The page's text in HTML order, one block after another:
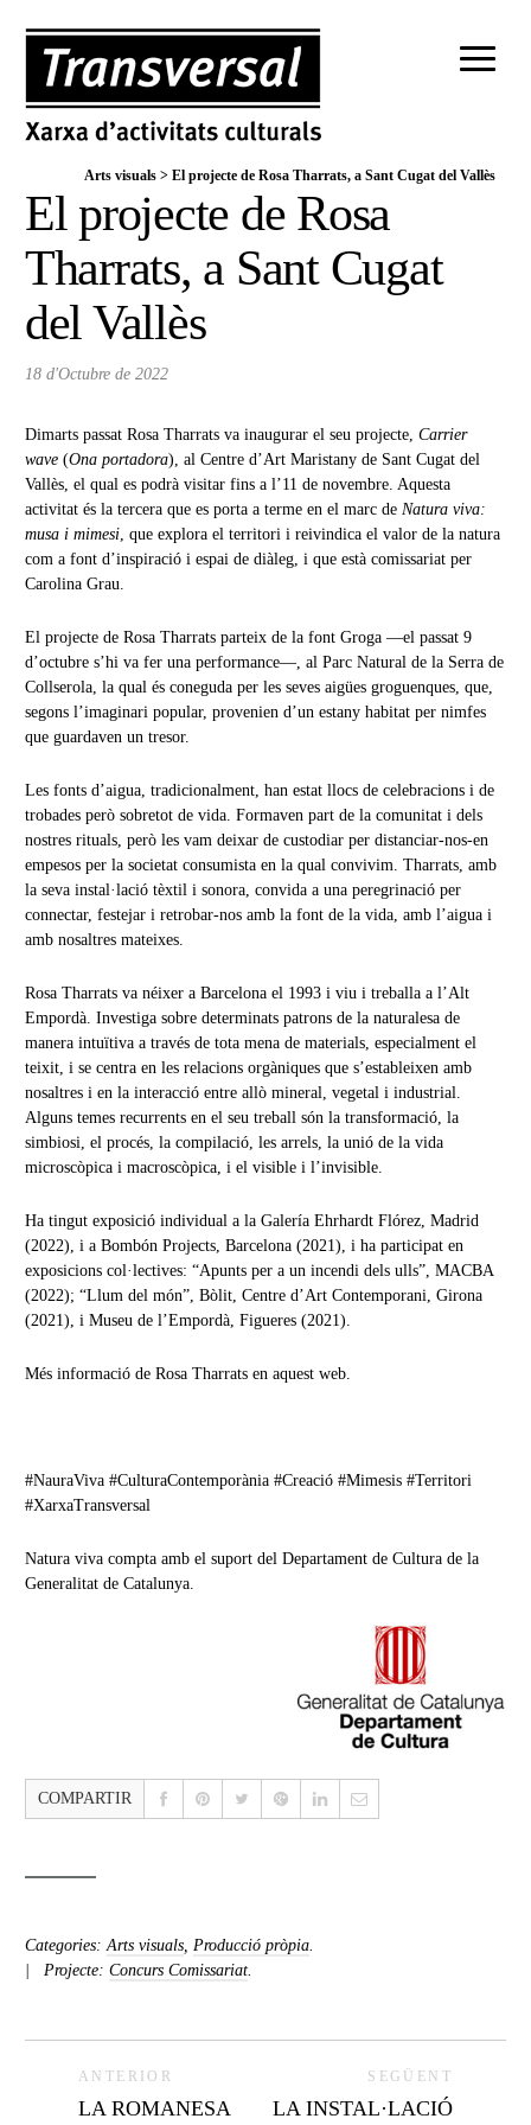
Arts visuals > El projecte de Rosa Tharrats, a Sant Cugat del Vallès
El projecte de Rosa
Tharrats, a Sant Cugat
del Vallès
18 d'Octubre de 2022
Dimarts passat Rosa Tharrats va inaugurar el seu projecte, Carrier
wave (Ona portadora), al Centre d’Art Maristany de Sant Cugat del
Vallès, el qual es podrà visitar fins a l’11 de novembre. Aquesta
activitat és la tercera que es porta a terme en el marc de Natura viva:
musa i mimesi, que explora el territori i reivindica el valor de la natura
com a font d’inspiració i espai de diàleg, i que està comissariat per
Carolina Grau.
El projecte de Rosa Tharrats parteix de la font Groga —el passat 9
d’octubre s’hi va fer una performance—, al Parc Natural de la Serra de
Collserola, la qual és coneguda per les seves aigües groguenques, que,
segons l’imaginari popular, provenien d’un estany habitat per nimfes
que guardaven un tresor.
Les fonts d’aigua, tradicionalment, han estat llocs de celebracions i de
trobades però sobretot de vida. Formaven part de la comunitat i dels
nostres rituals, però les vam deixar de custodiar per distanciar-nos-en
empesos per la societat consumista en la qual convivim. Tharrats, amb
la seva instal·lació tèxtil i sonora, convida a una peregrinació per
connectar, festejar i retrobar-nos amb la font de la vida, amb l’aigua i
amb nosaltres mateixes.
Rosa Tharrats va néixer a Barcelona el 1993 i viu i treballa a l’Alt
Empordà. Investiga sobre determinats patrons de la naturalesa de
manera intuïtiva a través de tota mena de materials, especialment el
teixit, i se centra en les relacions orgàniques que s’estableixen amb
nosaltres i en la interacció entre allò mineral, vegetal i industrial.
Alguns temes recurrents en el seu treball són la transformació, la
simbiosi, el procés, la compilació, les arrels, la unió de la vida
microscòpica i macroscòpica, i el visible i l’invisible.
Ha tingut exposició individual a la Galería Ehrhardt Flórez, Madrid
(2022), i a Bombón Projects, Barcelona (2021), i ha participat en
exposicions col·lectives: “Apunts per a un incendi dels ulls”, MACBA
(2022); “Llum del món”, Bòlit, Centre d’Art Contemporani, Girona
(2021), i Museu de l’Empordà, Figueres (2021).
Més informació de Rosa Tharrats en aquest web.
#NauraViva #CulturaContemporània #Creació #Mimesis #Territori
#XarxaTransversal
Natura viva compta amb el suport del Departament de Cultura de la
Generalitat de Catalunya.
COMPARTIR
Categories:Arts visuals, Producció pròpia.
Projecte: Concurs Comissariat.
ANTERIOR
LA ROMANESA
SEGÜENT
LA INSTAL·LACIÓ